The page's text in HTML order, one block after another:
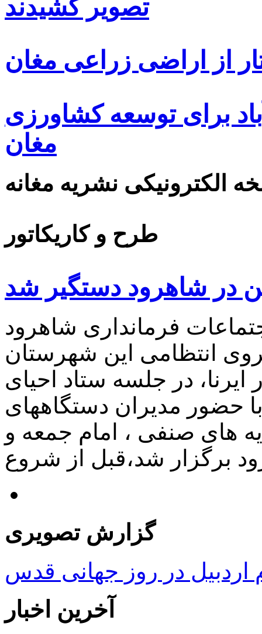
تصویر کشیدند
از اراضی زراعی مغان
برای توسعه کشاورزی
مغان
الکترونیکی نشریه مغانه
طرح و کاریکاتور
در شاهرود دستگیر شد
فرمانداری شاهرود
انتظامی این شهرستان
در جلسه ستاد احیای
حضور مدیران دستگاههای
های صنفی ، امام جمعه و
گزارش تصویری
در روز جهانی قدس
آخرین اخبار